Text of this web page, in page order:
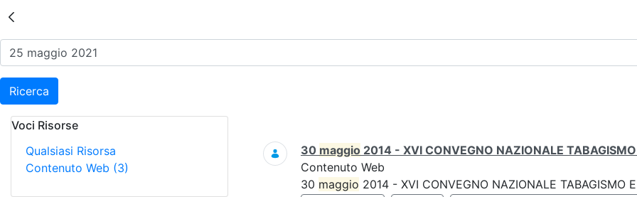
Risultati della Ricerca - Eventi
Ricerca
Voci Risorse
Qualsiasi Risorsa
Contenuto Web (3)
Ricerca
30 maggio 2014 - XVI CONVEGNO NAZIONALE
Contenuto Web
30 maggio 2014 - XVI CONVEGNO NAZIONALE TABAGISMO